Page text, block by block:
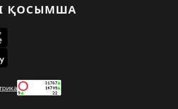
ҚОСЫМША